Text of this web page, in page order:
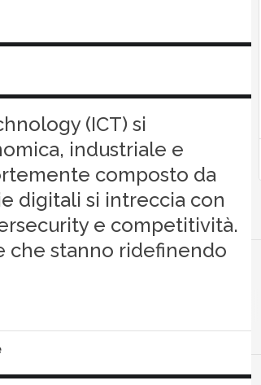
(ICT) si
industriale e
composto da
digitali si intreccia con
e competitività.
che stanno ridefinendo